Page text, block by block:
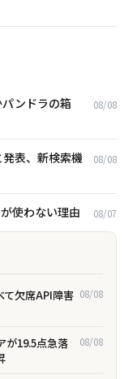
ンドラの箱
08/08
表、新検索機
08/08
使わない理由 08/07
欠席――API障害 08/08
が19.5点急落
08/08